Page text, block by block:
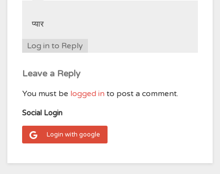
प्यार
Log in to Reply
Leave a Reply
You must be logged in to post a comment.
Social Login
Login with google